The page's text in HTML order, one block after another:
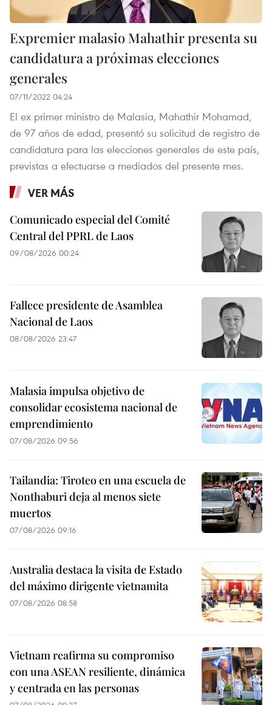
Expremier malasio Mahathir presenta su
candidatura a próximas elecciones
generales
07/11/2022 04:24
El ex primer ministro de Malasia, Mahathir Mohamad,
de 97 años de edad, presentó su solicitud de registro de
candidatura para las elecciones generales de este país,
previstas a efectuarse a mediados del presente mes.
VER MÁS
Comunicado especial del Comité
Central del PPRL de Laos
09/08/2026 00:24
Fallece presidente de Asamblea
Nacional de Laos
08/08/2026 23:47
Malasia impulsa objetivo de
consolidar ecosistema nacional de
emprendimiento
07/08/2026 09:56
Tailandia: Tiroteo en una escuela de
Nonthaburi deja al menos siete
muertos
07/08/2026 09:16
Australia destaca la visita de Estado
del máximo dirigente vietnamita
07/08/2026 08:58
Vietnam reafirma su compromiso
con una ASEAN resiliente, dinámica
y centrada en las personas